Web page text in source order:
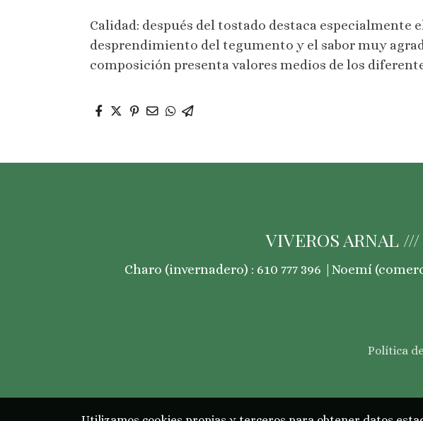
Calidad: después del tostado destaca especialmente
desprendimiento del tegumento y el sabor muy
composición presenta valores medios de los
VIVEROS ARNAL
Charo (invernadero) : 610 777 396 |Noemí
Política